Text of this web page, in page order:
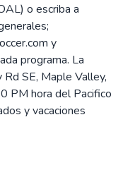
o escriba a
y
programa. La
SE, Maple Valley,
PM hora del Pacifico
y vacaciones